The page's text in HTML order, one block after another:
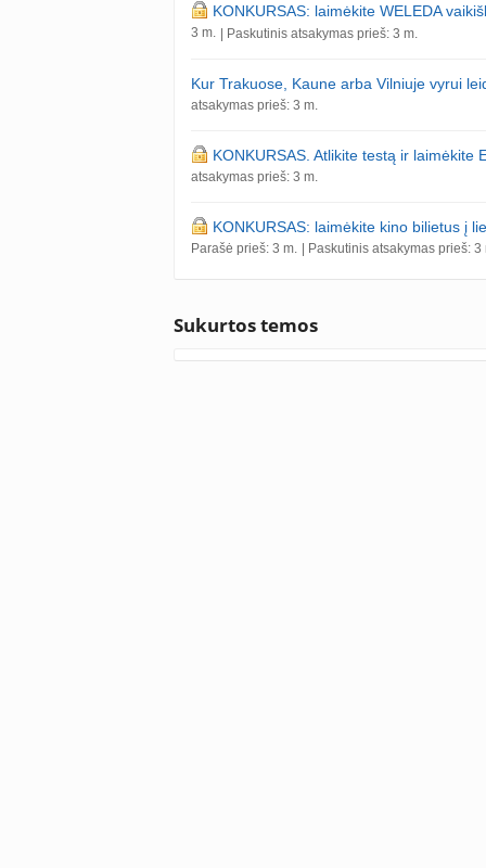
KONKURSAS: laimėkite WELEDA
3 m. | Paskutinis atsakymas prieš: 3 m.
Kur Trakuose, Kaune arba Vilniuje vyrui
atsakymas prieš: 3 m.
KONKURSAS. Atlikite testą ir laimėkite
atsakymas prieš: 3 m.
KONKURSAS: laimėkite kino bilietus į
Parašė prieš: 3 m. | Paskutinis atsakymas prieš: 3
Sukurtos temos